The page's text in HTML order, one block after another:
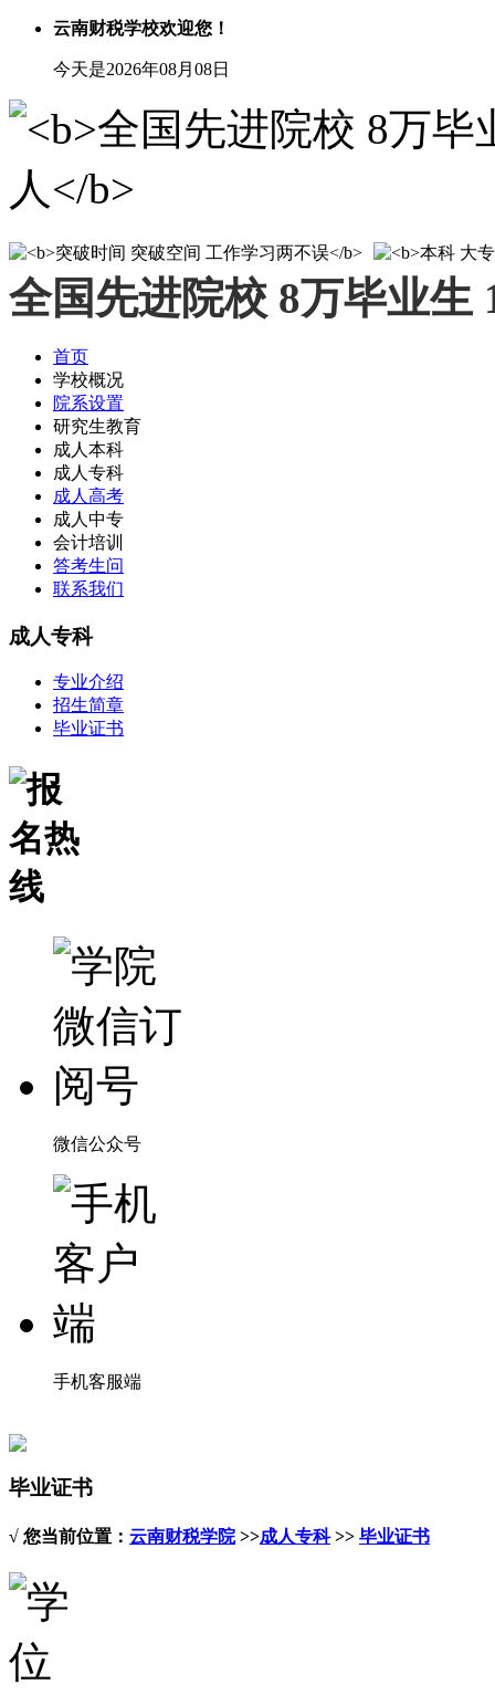
云南财税学校欢迎您！
今天是2026年08月08日
全国先进院校 8万毕业生
首页
学校概况
院系设置
研究生教育
成人本科
成人专科
成人高考
成人中专
会计培训
答考生问
联系我们
成人专科
专业介绍
招生简章
毕业证书
微信公众号
手机客服端
毕业证书
√ 您当前位置： 云南财税学院>>成人专科>> 毕业证书